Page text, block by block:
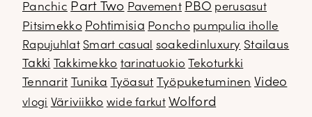
Panchic Part Two Pavement PBO perusasut
Pitsimekko Pohtimisia Poncho pumpulia iholle
Rapujuhlat Smart casual soakedinluxury Stailaus
Takki
Takkimekko tarinatuokio
Tekoturkki
Tennarit
Tunika Työasut Työpuketuminen Video
vlogi Väriviikko wide farkut Wolford